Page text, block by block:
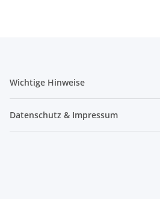
Wichtige Hinweise
Datenschutz & Impressum